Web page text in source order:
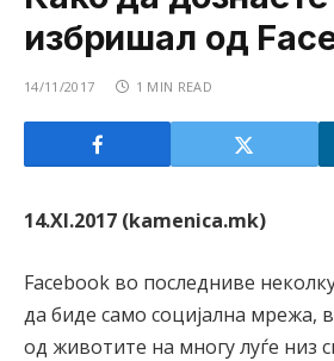
избришал од
14/11/2017 1 MIN READ
14.XI.2017 (kamenica.mk)
Facebook во последниве
да биде само социјална мрежа,
од животите на многу луѓе низ